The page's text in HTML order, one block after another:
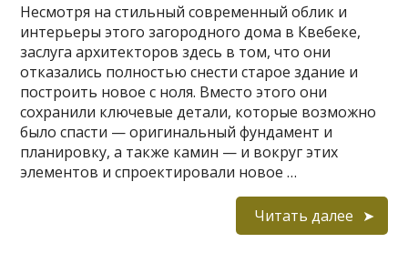
Несмотря на стильный современный облик и
интерьеры этого загородного дома в Квебеке,
заслуга архитекторов здесь в том, что они
отказались полностью снести старое здание и
построить новое с ноля. Вместо этого они
сохранили ключевые детали, которые возможно
было спасти — оригинальный фундамент и
планировку, а также камин — и вокруг этих
элементов и спроектировали новое …
Читать далее